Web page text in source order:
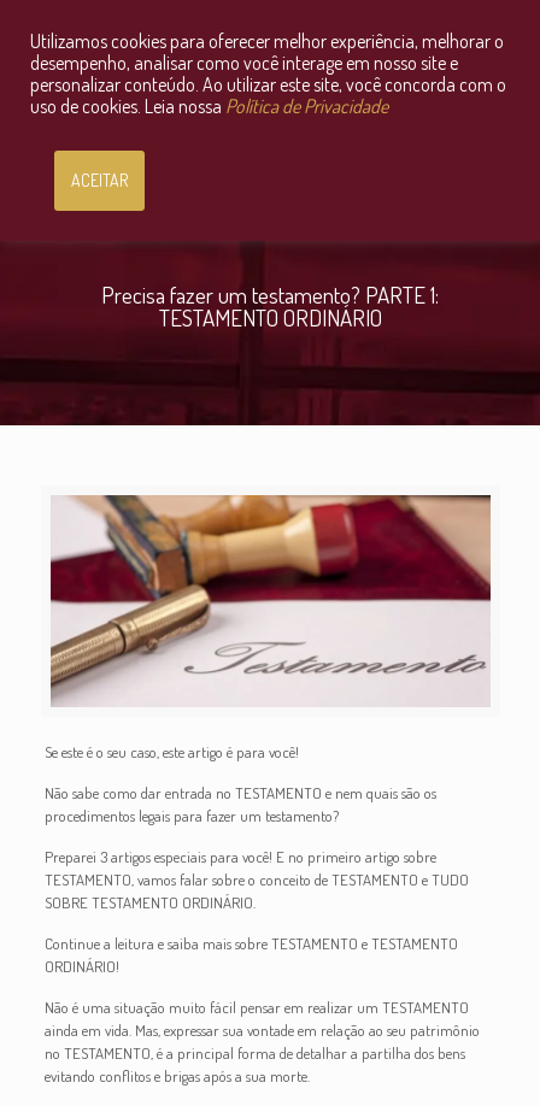
Consultoria Jurídica OnLine
Precisa fazer um testamento? PARTE 1:
TESTAMENTO ORDINÁRIO
Se este é o seu caso, este artigo é para você!
Não sabe como dar entrada no TESTAMENTO e nem quais são os
procedimentos legais para fazer um testamento?
Preparei 3 artigos especiais para você! E no primeiro artigo sobre
TESTAMENTO, vamos falar sobre o conceito de TESTAMENTO e TUDO
SOBRE TESTAMENTO ORDINÁRIO.
Continue a leitura e saiba mais sobre TESTAMENTO e TESTAMENTO
ORDINÁRIO!
Não é uma situação muito fácil pensar em realizar um TESTAMENTO
ainda em vida. Mas, expressar sua vontade em relação ao seu patrimônio
no TESTAMENTO, é a principal forma de detalhar a partilha dos bens
evitando conflitos e brigas após a sua morte.
Utilizamos cookies para oferecer melhor experiência, melhorar o
desempenho, analisar como você interage em nosso site e
personalizar conteúdo. Ao utilizar este site, você concorda com o
uso de cookies. Leia nossa Política de Privacidade
ACEITAR